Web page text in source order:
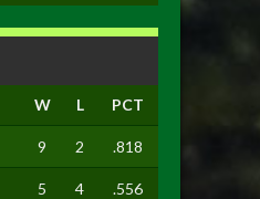
W L PCT
9 2 .818
5 4 .556